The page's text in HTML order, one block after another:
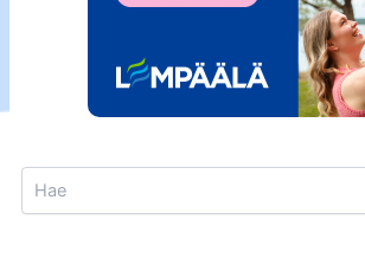
Search